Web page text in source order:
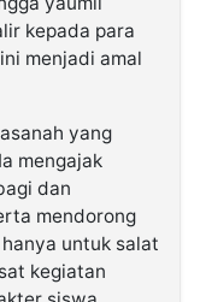
kepada para
menjadi amal
yang
mengajak
dan
mendorong
untuk salat
kegiatan